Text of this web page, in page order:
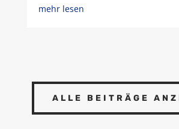
mehr lesen
ALLE BEITRÄGE